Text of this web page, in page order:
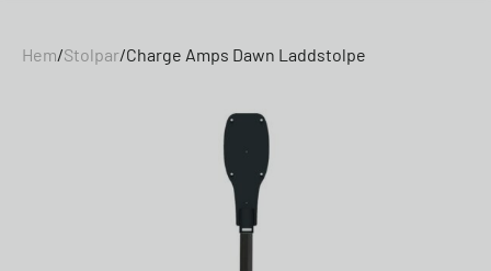
Hem/Stolpar/Charge Amps Dawn Laddstolpe